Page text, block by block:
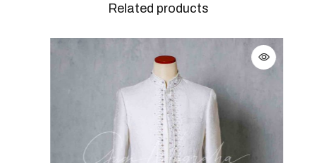
Related products